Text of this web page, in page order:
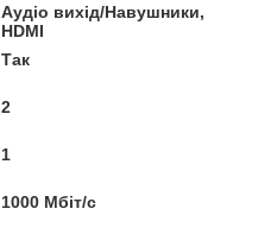
Аудіо вихід/Навушники,
HDMI
Так
2
1
1000 Мбіт/с